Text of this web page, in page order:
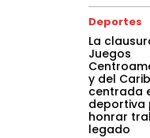
Deportes
La
Juegos
y del
centrada
deportiva
honrar
legado